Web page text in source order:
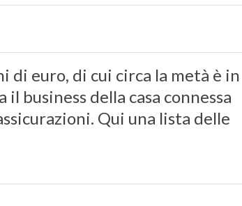
di euro, di cui circa la metà è in
business della casa connessa
Qui una lista delle